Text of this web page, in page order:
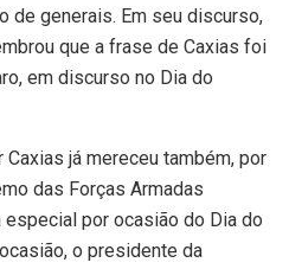
de generais. Em seu discurso,
que a frase de Caxias foi
em discurso no Dia do
já mereceu também, por
das Forças Armadas
especial por ocasião do Dia do
o presidente da